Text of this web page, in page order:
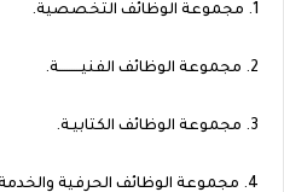
1. مجموعة الوظائف التخصصية.
2. مجموعة الوظائف الفنيـــــــــة.
3. مجموعة الوظائف الكتابيـة.
4. مجموعة الوظائف الحرفية والخدمة المعاونة.